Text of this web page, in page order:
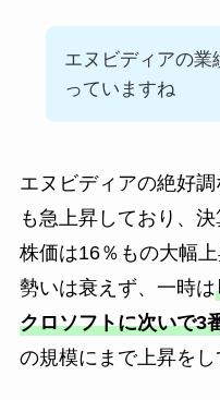
エヌビディアの業
っていますね
エヌビディアの絶好
も急上昇しており、
株価は16％もの大幅
勢いは衰えず、一時は
クロソフトに次いで3
の規模にまで上昇をし